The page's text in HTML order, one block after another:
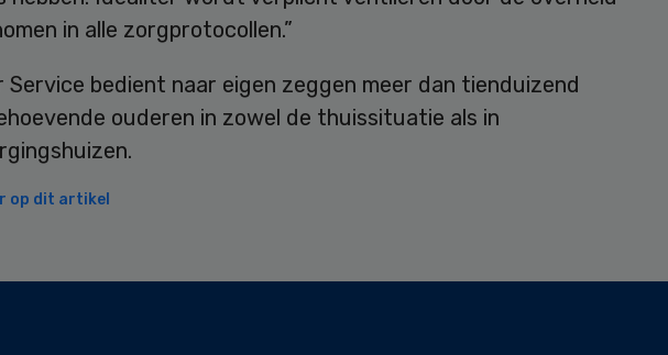
in alle zorgprotocollen.”
Service bedient naar eigen zeggen meer dan tienduizend
ouderen in zowel de thuissituatie als in
op dit artikel